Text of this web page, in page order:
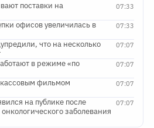
07:33
поставки на
07:33
офисов увеличилась в
07:07
что на несколько
07:07
в режиме «по
07:07
фильмом
07:07
на публике после
заболевания